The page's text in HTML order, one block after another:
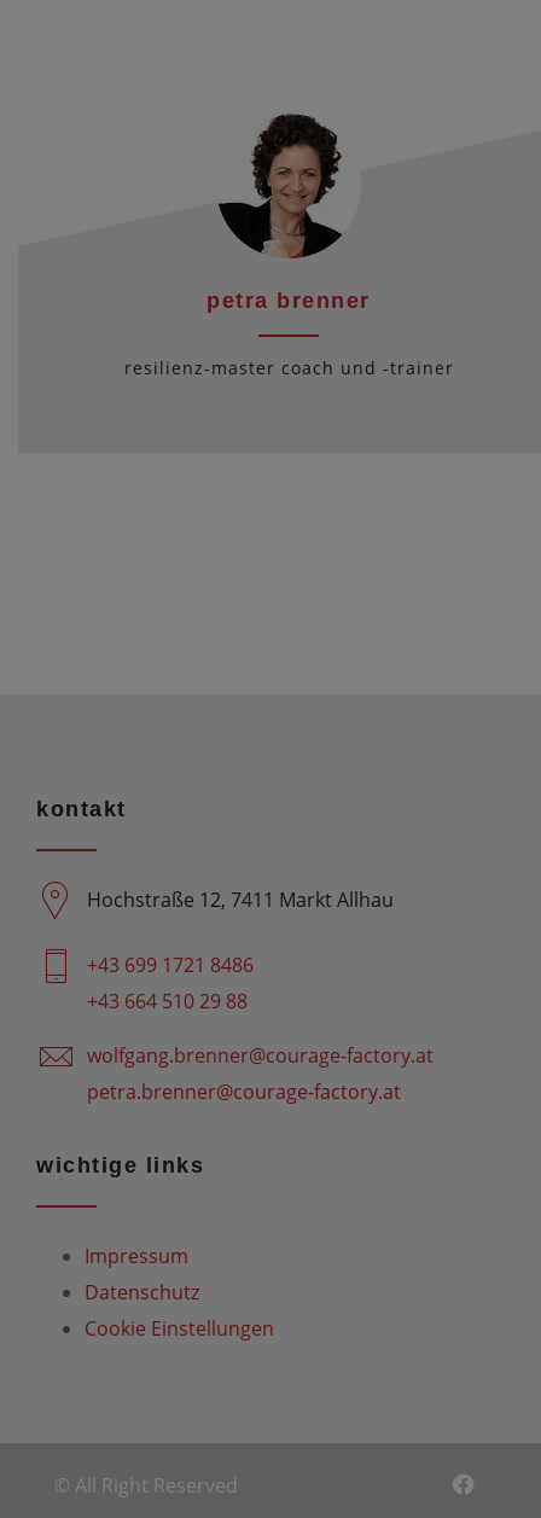
petra brenner
resilienz-master coach und -trainer
kontakt
Hochstraße 12, 7411 Markt Allhau
+43 699 1721 8486
+43 664 510 29 88
wolfgang.brenner@courage-factory.at
petra.brenner@courage-factory.at
wichtige links
Impressum
Datenschutz
Cookie Einstellungen
© All Right Reserved